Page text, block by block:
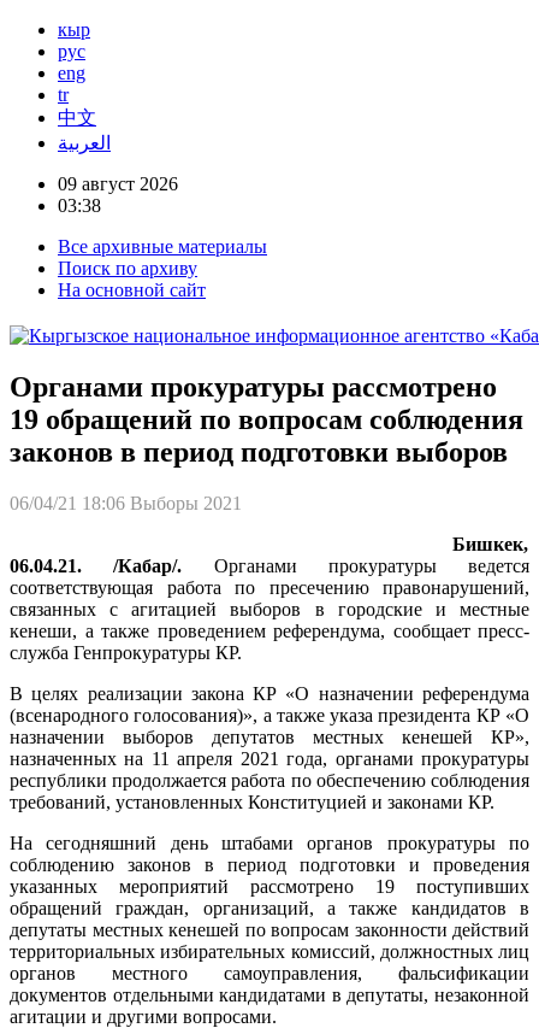
кыр
рус
eng
tr
中文
العربية
09 август 2026
03:38
Все архивные материалы
Поиск по архиву
На основной сайт
Органами прокуратуры рассмотрено
19 обращений по вопросам соблюдения
законов в период подготовки выборов
06/04/21 18:06 Выборы 2021
Бишкек,
06.04.21. /Кабар/. Органами прокуратуры ведется
соответствующая работа по пресечению правонарушений,
связанных с агитацией выборов в городские и местные
кенеши, а также проведением референдума, сообщает пресс-
служба Генпрокуратуры КР.
В целях реализации закона КР «О назначении референдума
(всенародного голосования)», а также указа президента КР «О
назначении выборов депутатов местных кенешей КР»,
назначенных на 11 апреля 2021 года, органами прокуратуры
республики продолжается работа по обеспечению соблюдения
требований, установленных Конституцией и законами КР.
На сегодняшний день штабами органов прокуратуры по
соблюдению законов в период подготовки и проведения
указанных мероприятий рассмотрено 19 поступивших
обращений граждан, организаций, а также кандидатов в
депутаты местных кенешей по вопросам законности действий
территориальных избирательных комиссий, должностных лиц
органов местного самоуправления, фальсификации
документов отдельными кандидатами в депутаты, незаконной
агитации и другими вопросами.